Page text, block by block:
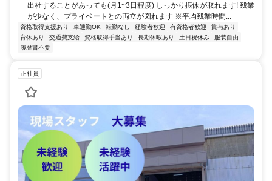
出社することがあっても(月1~3日程度) しっかり振休が取れます! 残業
が少なく、プライベートとの両立が図れます ※平均残業時間...
資格取得支援あり 車通勤OK 転勤なし 経験者歓迎 有資格者歓迎
賞与あり
育休あり
交通費支給 資格取得手当あり 長期休暇あり 土日祝休み
服装自由
履歴書不要
正社員